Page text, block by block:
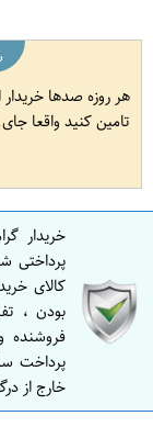
هر روزه صدها خریدار
تامین کنید واقعا جای
خریدار
پرداختی
کالای
بودن ،
فروشنده
پرداخت
خارج از